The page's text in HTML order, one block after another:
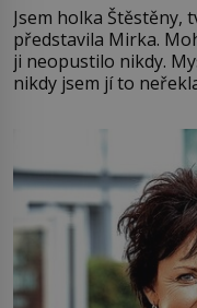
Jsem holka Štěstěny,
představila Mirka.
ji neopustilo nikdy.
nikdy jsem jí to
Jsme spolu moc rádi